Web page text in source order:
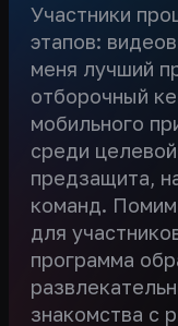
Участники
этапов:
меня лучший
отборочный
мобильного
среди
предзащита,
команд.
для
программа
знакомства с